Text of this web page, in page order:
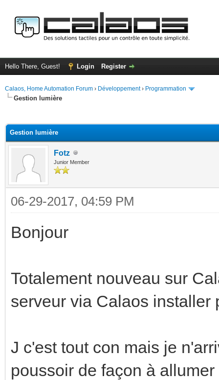
Hello There, Guest! Login Register
Calaos, Home Automation Forum › Développement› Programmation
Gestion lumière
Gestion lumière
Fotz
Junior Member
06-29-2017, 04:59 PM
Bonjour
Totalement nouveau sur
serveur via Calaos installer
J c'est tout con mais je
poussoir de façon à